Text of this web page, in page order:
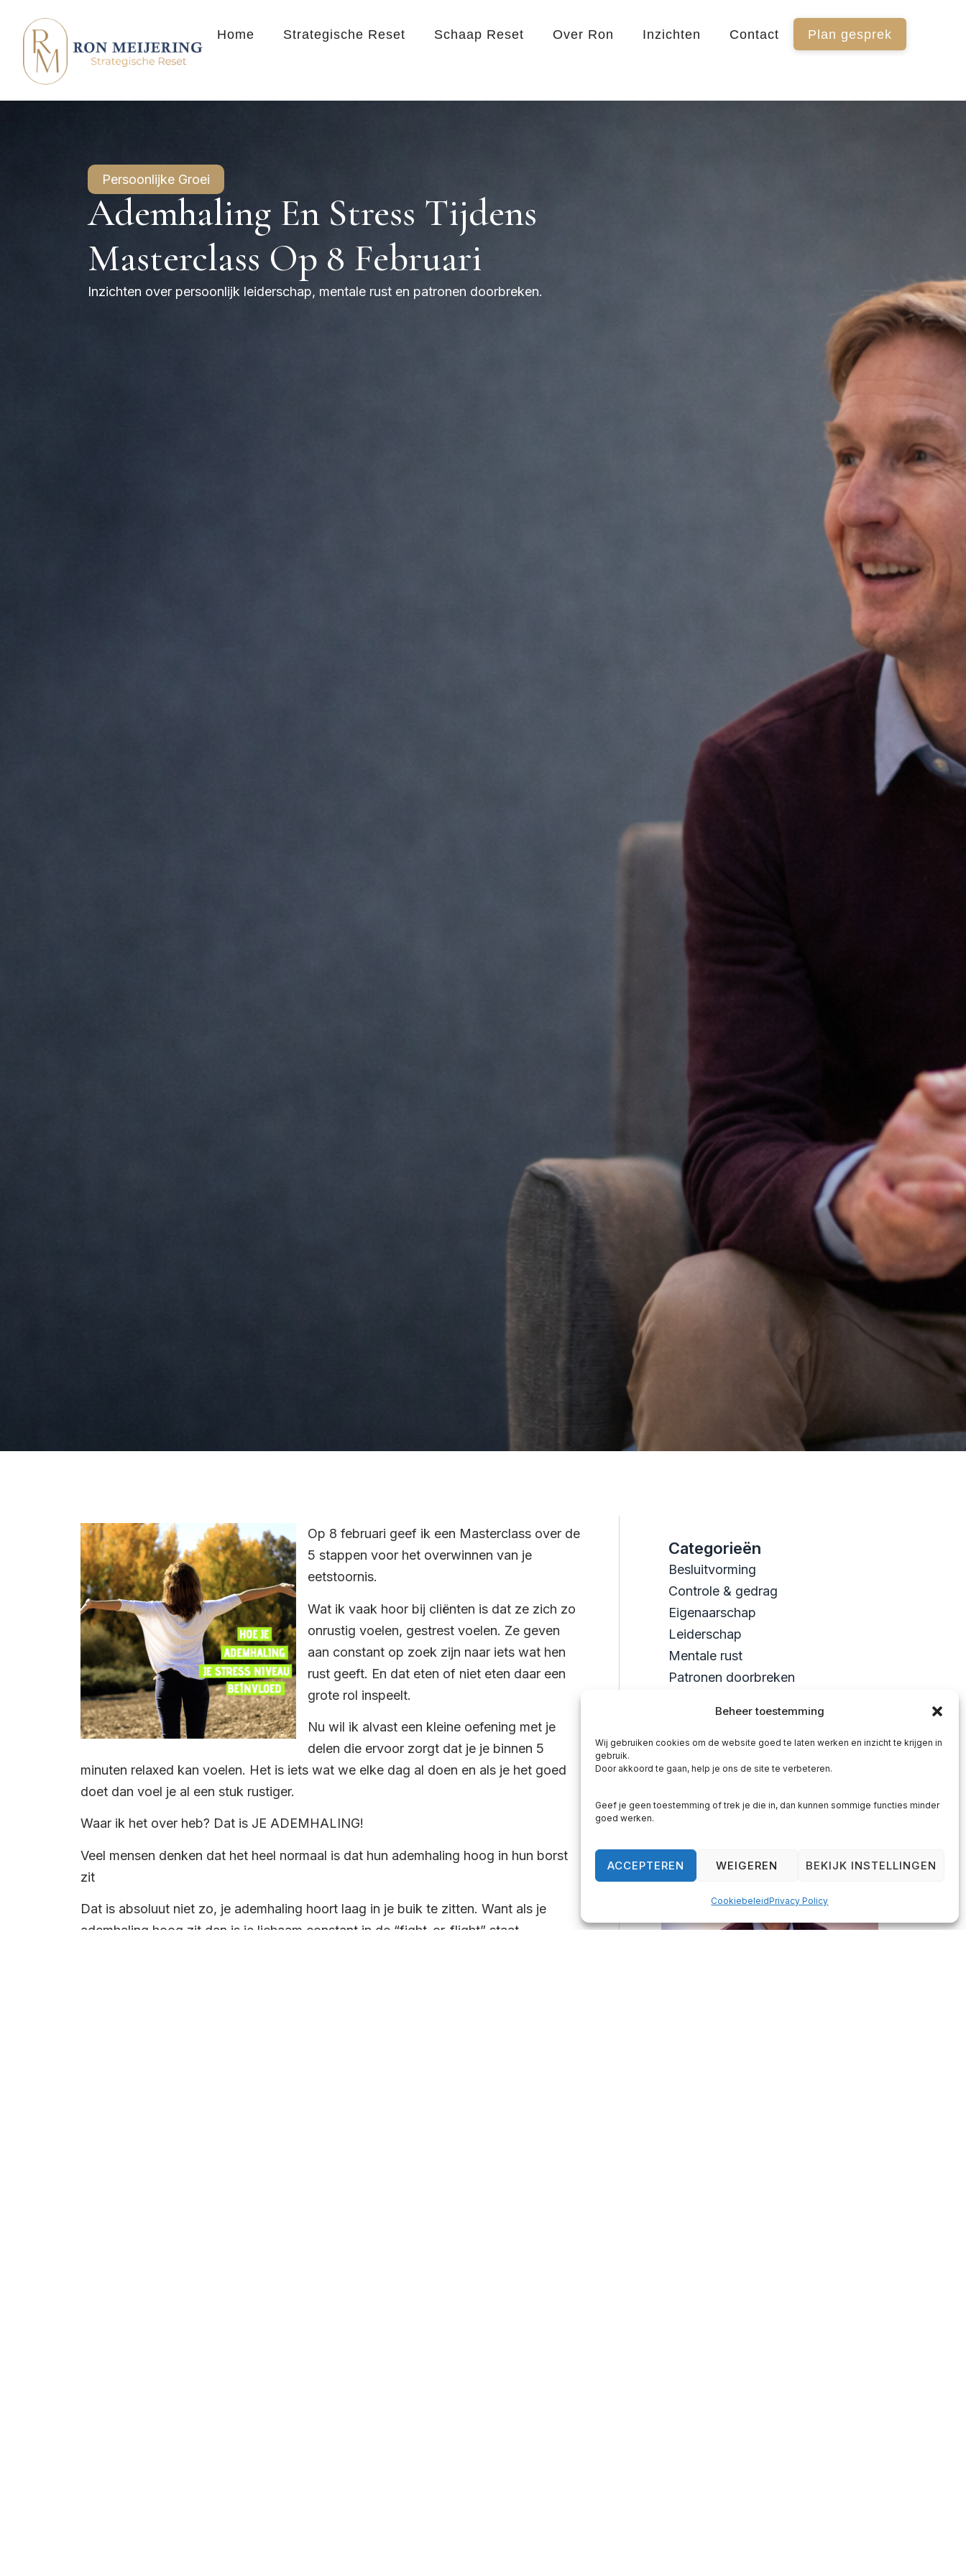
Beheer toestemming
Wij gebruiken cookies om de website goed te laten werken en inzicht te krijgen in
gebruik.
Door akkoord te gaan, help je ons de site te verbeteren.
Geef je geen toestemming of trek je die in, dan kunnen sommige functies minder
goed werken.
ACCEPTEREN WEIGEREN BEKIJK INSTELLINGEN
CookiebeleidPrivacy Policy
Home Strategische Reset Schaap Reset Over Ron Inzichten Contact Plan gesprek
Persoonlijke Groei
Ademhaling En Stress Tijdens
Masterclass Op 8 Februari
Inzichten over persoonlijk leiderschap, mentale rust en patronen doorbreken.
Categorieën
Besluitvorming
Controle & gedrag
Eigenaarschap
Leiderschap
Mentale rust
Patronen doorbreken
of ga je het doorbreken?
Op 8 februari geef ik een Masterclass over de
5 stappen voor het overwinnen van je
eetstoornis.
Wat ik vaak hoor bij cliënten is dat ze zich zo
onrustig voelen, gestrest voelen. Ze geven
aan constant op zoek zijn naar iets wat hen
rust geeft. En dat eten of niet eten daar een
grote rol inspeelt.
Nu wil ik alvast een kleine oefening met je
delen die ervoor zorgt dat je je binnen 5
minuten relaxed kan voelen. Het is iets wat we elke dag al doen en als je het goed
doet dan voel je al een stuk rustiger.
Waar ik het over heb? Dat is JE ADEMHALING!
Veel mensen denken dat het heel normaal is dat hun ademhaling hoog in hun borst
zit
Dat is absoluut niet zo, je ademhaling hoort laag in je buik te zitten. Want als je
ademhaling hoog zit dan is je lichaam constant in de “fight-or-flight” staat.